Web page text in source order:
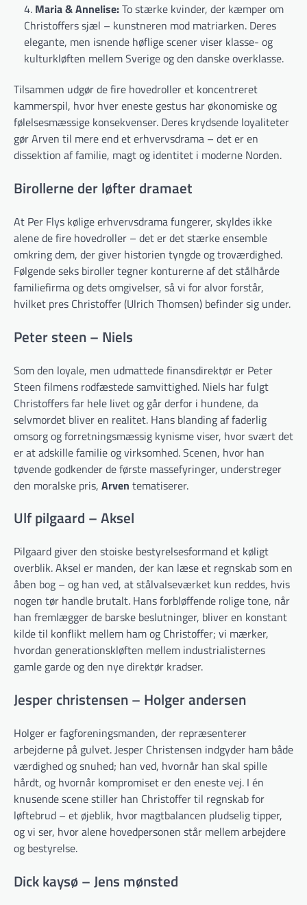
Maria & Annelise:To stærke kvinder, der kæmper om
Christoffers sjæl – kunstneren mod matriarken. Deres
elegante, men isnende høflige scener viser klasse- og
kulturkløften mellem Sverige og den danske overklasse.
Tilsammen udgør de fire hovedroller et koncentreret
kammerspil, hvor hver eneste gestus har økonomiske og
følelsesmæssige konsekvenser. Deres krydsende loyaliteter
gør Arven til mere end et erhvervsdrama – det er en
dissektion af familie, magt og identitet i moderne Norden.
Birollerne der løfter dramaet
At Per Flys kølige erhvervsdrama fungerer, skyldes ikke
alene de fire hovedroller – det er det stærke ensemble
omkring dem, der giver historien tyngde og troværdighed.
Følgende seks biroller tegner konturerne af det stål­hårde
familiefirma og dets omgivelser, så vi for alvor forstår,
hvilket pres Christoffer (Ulrich Thomsen) befinder sig under.
Peter steen – Niels
Som den loyale, men udmattede finansdirektør er Peter
Steen filmens rodfæstede samvittighed. Niels har fulgt
Christoffers far hele livet og går derfor i hundene, da
selvmordet bliver en realitet. Hans blanding af faderlig
omsorg og forretningsmæssig kynisme viser, hvor svært det
er at adskille familie og virksomhed. Scenen, hvor han
tøvende godkender de første massefyringer, understreger
den moralske pris, Arven tematiserer.
Ulf pilgaard – Aksel
Pilgaard giver den stoiske bestyrelsesformand et køligt
overblik. Aksel er manden, der kan læse et regnskab som en
åben bog – og han ved, at stålvalseværket kun reddes, hvis
nogen tør handle brutalt. Hans forbløffende rolige tone, når
han fremlægger de barske beslutninger, bliver en konstant
kilde til konflikt mellem ham og Christoffer; vi mærker,
hvordan generationskløften mellem industrialisternes
gamle garde og den nye direktør kradser.
Jesper christensen – Holger andersen
Holger er fagforenings­manden, der repræsenterer
arbejderne på gulvet. Jesper Christensen indgyder ham både
værdighed og snuhed; han ved, hvornår han skal spille
hårdt, og hvornår kompromiset er den eneste vej. I én
knusende scene stiller han Christoffer til regnskab for
løftebrud – et øjeblik, hvor magtbalancen pludselig tipper,
og vi ser, hvor alene hovedpersonen står mellem arbejdere
og bestyrelse.
Dick kaysø – Jens mønsted